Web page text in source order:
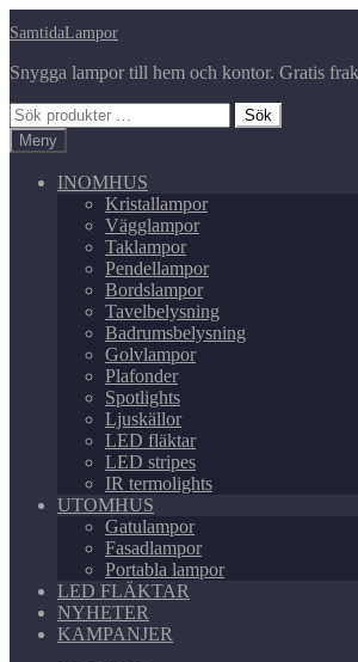
Hoppa
navigering
Hoppa
innehåll
SamtidaLampor
Snygga lampor till hem och kontor. Gratis
Sök
efter:
Sök
Meny
INOMHUS
Kristallampor
Vägglampor
Taklampor
Pendellampor
Bordslampor
Tavelbelysning
Badrumsbelysning
Golvlampor
Plafonder
Spotlights
Ljuskällor
LED fläktar
LED stripes
IR termolights
UTOMHUS
Gatulampor
Fasadlampor
Portabla lampor
LED FLÄKTAR
NYHETER
KAMPANJER